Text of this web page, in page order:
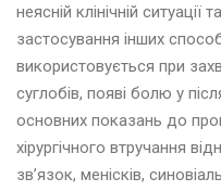
неясній клінічній
застосування інших
використовується при
суглобів, появі болю у
основних показань до
хірургічного втручання
зв’язок, менісків,